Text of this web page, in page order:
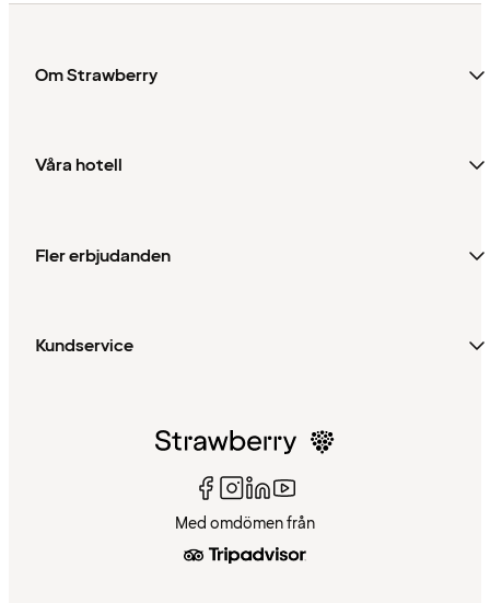
Om Strawberry
Våra hotell
Fler erbjudanden
Kundservice
Med omdömen från